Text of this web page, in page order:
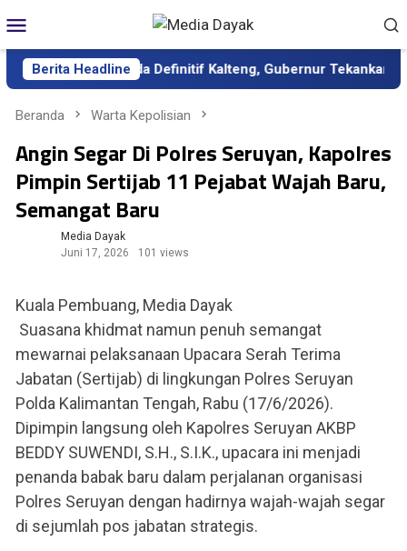
ke
kontenMobile
Berita Headline
sebagai Sekda Definitif Kalteng, Gubernur Tekankan Kerja
Beranda Warta Kepolisian
Angin Segar Di Polres Seruyan, Kapolres
Pimpin Sertijab 11 Pejabat Wajah Baru,
Semangat Baru
Media Dayak
Juni 17, 2026
101 views
Kuala Pembuang, Media Dayak
Suasana khidmat namun penuh semangat
mewarnai pelaksanaan Upacara Serah Terima
Jabatan (Sertijab) di lingkungan Polres Seruyan
Polda Kalimantan Tengah, Rabu (17/6/2026).
Dipimpin langsung oleh Kapolres Seruyan AKBP
BEDDY SUWENDI, S.H., S.I.K., upacara ini menjadi
penanda babak baru dalam perjalanan organisasi
Polres Seruyan dengan hadirnya wajah-wajah segar
di sejumlah pos jabatan strategis.